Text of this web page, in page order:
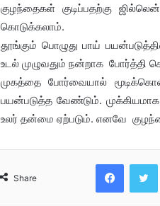
குழந்தைகள் குடிப்பதற்கு
கொடுக்கலாம்.
தூங்கும் பொழுது பாய்
உடல் முழுவதும் நன்றாக போர்த்தி
முகத்தை போர்வையால்
பயன்படுத்த வேண்டும்.
உலர் தன்மை ஏற்படும். எனவே
Share